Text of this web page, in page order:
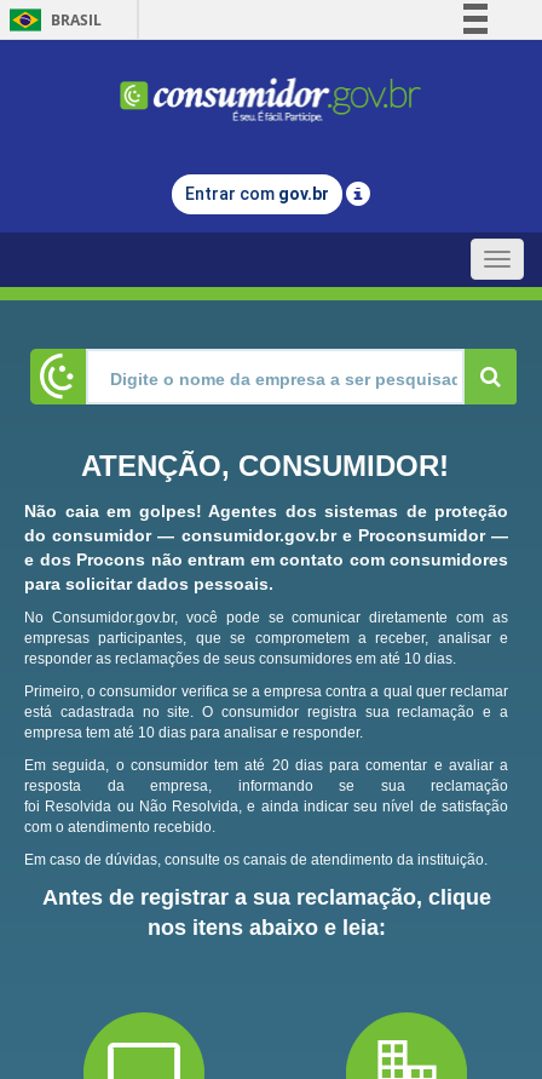
BRASIL
Comunica BR
Legislação
Entrar com gov.br
Toggle
ATENÇÃO, CONSUMIDOR!
Não caia em golpes! Agentes dos sistemas de proteção
do consumidor — consumidor.gov.br e Proconsumidor —
e dos Procons não entram em contato com consumidores
para solicitar dados pessoais.
No Consumidor.gov.br, você pode se comunicar diretamente com as
empresas participantes, que se comprometem a receber, analisar e
responder as reclamações de seus consumidores em até 10 dias.
Primeiro, o consumidor verifica se a empresa contra a qual quer reclamar
está cadastrada no site.O consumidor registra sua reclamação e a
empresa tem até 10 dias para analisar e responder.
Em seguida, o consumidor tem até 20 dias para comentar e avaliar a
resposta da empresa, informando se sua reclamação
foi Resolvida ou Não Resolvida, e ainda indicar seu nível de satisfação
com o atendimento recebido.
Em caso de dúvidas, consulte os canais de atendimento da instituição.
Antes de registrar a sua reclamação, clique
nos itens abaixo e leia: